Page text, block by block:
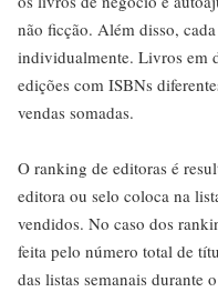
não ficção. Além disso,
individualmente. Livros em
edições com ISBNs
vendas somadas.
O ranking de editoras é
editora ou selo coloca na
vendidos. No caso dos
feita pelo número total de
das listas semanais durante